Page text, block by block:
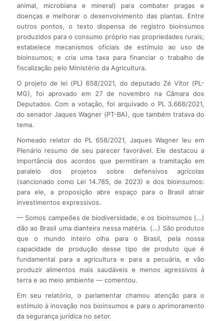
animal, microbiana e mineral) para combater pragas e
doenças e melhorar o desenvolvimento das plantas. Entre
outros pontos, o texto dispensa de registro bioinsumos
produzidos para o consumo próprio nas propriedades rurais;
estabelece mecanismos oficiais de estímulo ao uso de
bioinsumos; e cria uma taxa para financiar o trabalho de
fiscalização pelo Ministério da Agricultura.
O projeto de lei (PL) 658/2021, do deputado Zé Vítor (PL-
MG), foi aprovado em 27 de novembro na Câmara dos
Deputados. Com a votação, foi arquivado o PL 3.668/2021,
do senador Jaques Wagner (PT-BA), que também tratava do
tema.
Nomeado relator do PL 658/2021, Jaques Wagner leu em
Plenário resumo de seu parecer favorável. Ele destacou a
importância dos acordos que permitiram a tramitação em
paralelo dos projetos sobre defensivos agrícolas
(sancionado como Lei 14.785, de 2023) e dos bioinsumos:
para ele, a proposição abre espaço para o Brasil atrair
investimentos expressivos.
— Somos campeões de biodiversidade, e os bioinsumos (…)
dão ao Brasil uma dianteira nessa matéria. (…) São produtos
que o mundo inteiro olha para o Brasil, pela nossa
capacidade de produção desse tipo de produto que é
fundamental para a agricultura e para a pecuária, e vão
produzir alimentos mais saudáveis e menos agressivos à
terra e ao meio ambiente — comentou.
Em seu relatório, o parlamentar chamou atenção para o
estímulo à inovação nos bioinsumos e para o aprimoramento
da segurança jurídica no setor.